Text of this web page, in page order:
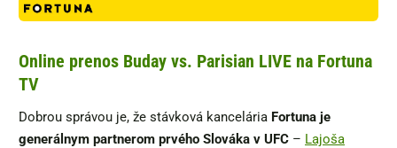
Online prenos Buday vs. Parisian LIVE na Fortuna
TV
Dobrou správou je, že stávková kancelária Fortuna je
generálnym partnerom prvého Slováka v UFC – Lajoša